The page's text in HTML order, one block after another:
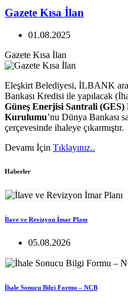
Gazete Kısa İlan
01.08.2025
Gazete Kısa İlan
Eleşkirt Belediyesi, İLBANK
Bankası Kredisi ile yapılacak
Güneş Enerjisi Santrali (GES)
Kurulumu’nu Dünya Bankası
çerçevesinde ihaleye çıkarmıştır.
Devamı İçin Tıklayınız..
Haberler
İlave ve Revizyon İmar Planı
05.08.2026
İhale Sonucu Bilgi Formu – NCB